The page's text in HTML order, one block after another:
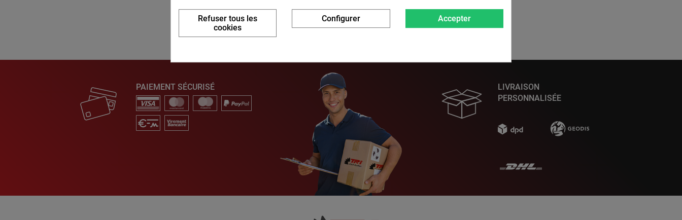
PAIEMENT SÉCURISÉ
LIVRAISON
PERSONNALISÉE
Accepter
Refuser tous les
cookies
Configurer